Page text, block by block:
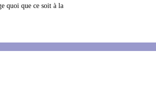
quoi que ce soit à la